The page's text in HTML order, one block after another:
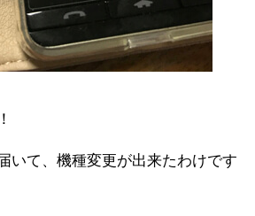
いて、機種変更が出来たわけです